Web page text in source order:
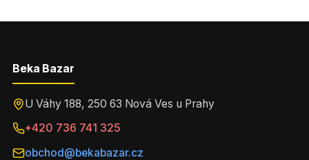
Beka Bazar
U Váhy 188, 250 63 Nová Ves u Prahy
+420 736 741 325
obchod@bekabazar.cz